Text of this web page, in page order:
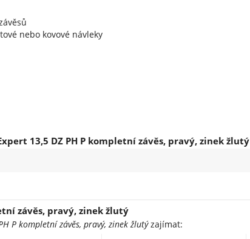
nebo kovové návleky
13,5 DZ PH P kompletní závěs, pravý, zinek žlutý
závěs, pravý, zinek žlutý
P kompletní závěs, pravý, zinek žlutýzajímat: